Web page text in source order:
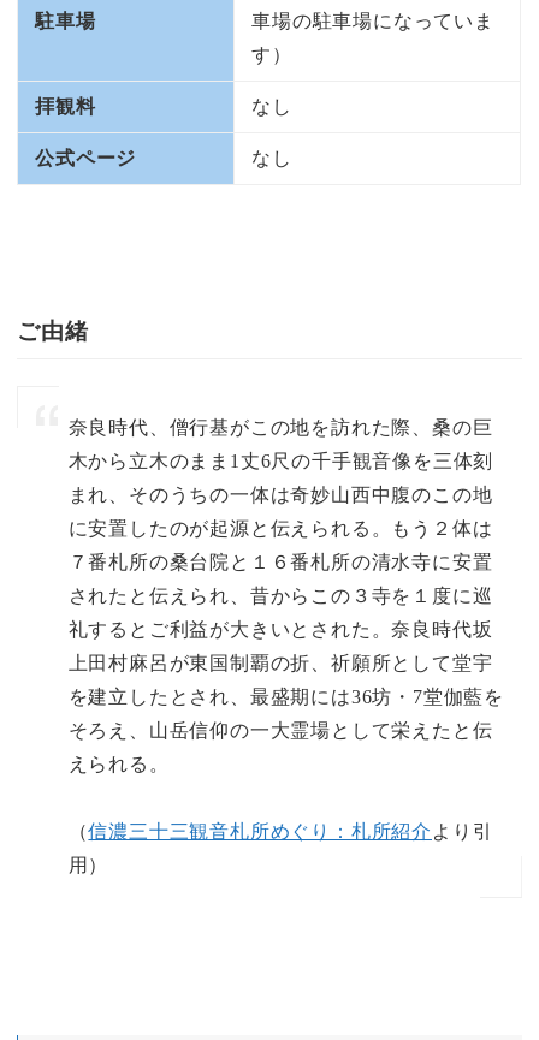
駐車場
車場の駐車場になっていま
す）
拝観料 なし
公式ページ なし
ご由緒
奈良時代、僧行基がこの地を訪れた際、桑の巨
木から立木のまま1丈6尺の千手観音像を三体刻
まれ、そのうちの一体は奇妙山西中腹のこの地
に安置したのが起源と伝えられる。もう２体は
７番札所の桑台院と１６番札所の清水寺に安置
されたと伝えられ、昔からこの３寺を１度に巡
礼するとご利益が大きいとされた。奈良時代坂
上田村麻呂が東国制覇の折、祈願所として堂宇
を建立したとされ、最盛期には36坊・7堂伽藍を
そろえ、山岳信仰の一大霊場として栄えたと伝
えられる。
（信濃三十三観音札所めぐり：札所紹介 より引
用）